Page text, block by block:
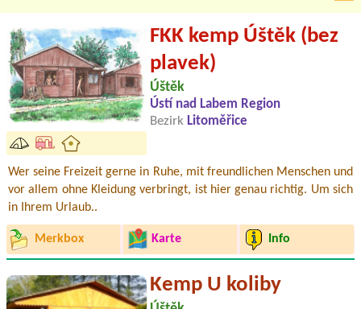
FKK kemp Úštěk (bez
plavek)
Úštěk
Ústí nad Labem Region
Bezirk Litoměřice
Wer seine Freizeit gerne in Ruhe, mit freundlichen Menschen und
vor allem ohne Kleidung verbringt, ist hier genau richtig. Um sich
in Ihrem Urlaub..
Merkbox Karte Info
Kemp U koliby